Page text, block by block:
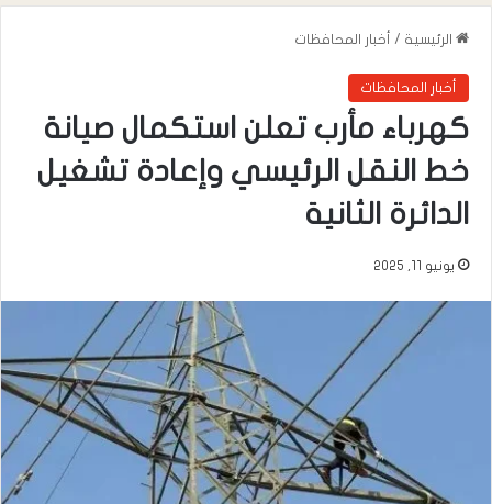
الرئيسية / أخبار المحافظات
أخبار المحافظات
كهرباء مأرب تعلن استكمال صيانة
خط النقل الرئيسي وإعادة تشغيل
الدائرة الثانية
يونيو 11, 2025